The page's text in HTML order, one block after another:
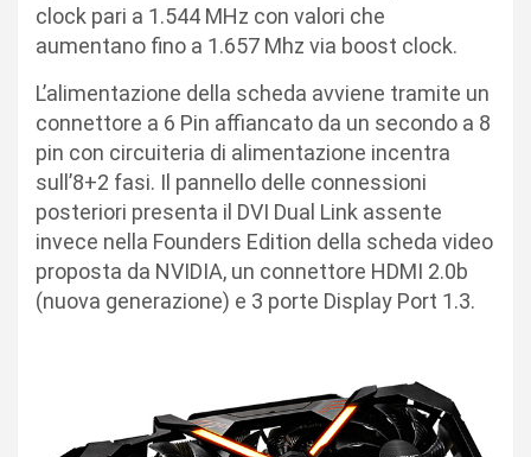
clock pari a 1.544 MHz con valori che
aumentano fino a 1.657 Mhz via boost clock.
L’alimentazione della scheda avviene tramite un
connettore a 6 Pin affiancato da un secondo a 8
pin con circuiteria di alimentazione incentra
sull’8+2 fasi. Il pannello delle connessioni
posteriori presenta il DVI Dual Link assente
invece nella Founders Edition della scheda video
proposta da NVIDIA, un connettore HDMI 2.0b
(nuova generazione) e 3 porte Display Port 1.3.